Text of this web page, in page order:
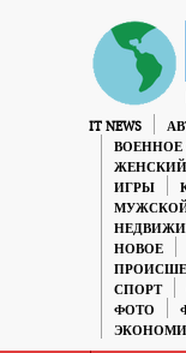
IT NEWS
ВОЕННОЕ
ИГРЫ
НОВОЕ
СПОРТ
ФОТО